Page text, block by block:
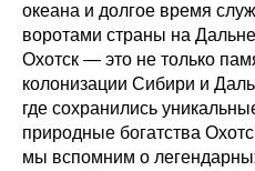
океана и долгое время
воротами страны на
Охотск — это не только
колонизации Сибири и
где сохранились
природные богатства
мы вспомним о